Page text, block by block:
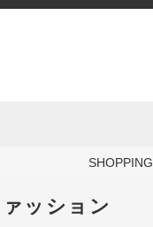
SHOPPING
ッション